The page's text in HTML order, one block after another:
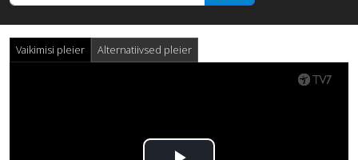
Vaikimisi pleier Alternatiivsed pleier